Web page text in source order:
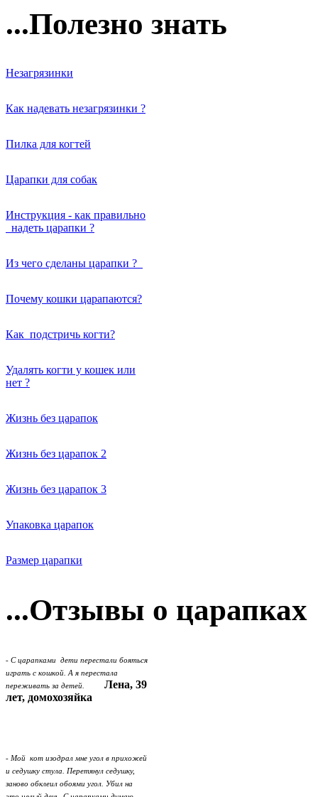
...Полезно знать
Незагрязинки
Как надевать незагрязинки ?
Пилка для когтей
Царапки для собак
Инструкция - как правильно
надеть царапки ?
Из чего сделаны царапки ?
Почему кошки царапаются?
Как подстричь когти?
Удалять когти у кошек или
нет ?
Жизнь без царапок
Жизнь без царапок 2
Жизнь без царапок 3
Упаковка царапок
Размер царапки
...Отзывы о царапках
- С царапками дети перестали бояться
играть с кошкой. А я перестала
переживать за детей.
Лена, 39
лет, домохозяйка
- Мой кот изодрал мне угол в прихожей
и седушку стула. Перетянул седушку,
заново обклеил обоями угол. Убил на